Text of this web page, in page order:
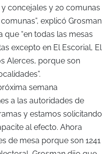
concejales y 20 comunas
explicó Grosman
“en todas las mesas
excepto en El Escorial, El
Alerces, porque son
semana
a las autoridades de
y estamos solicitando
al efecto. Ahora
de mesa porque son 1241